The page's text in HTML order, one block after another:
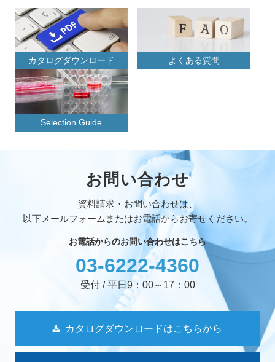
カタログダウンロード よくある質問
Selection Guide
お問い合わせ
資料請求・お問い合わせは、
以下メールフォームまたはお電話からお寄せください。
お電話からのお問い合わせはこちら
03-6222-4360
受付 / 平日9：00～17：00
カタログダウンロードはこちらから